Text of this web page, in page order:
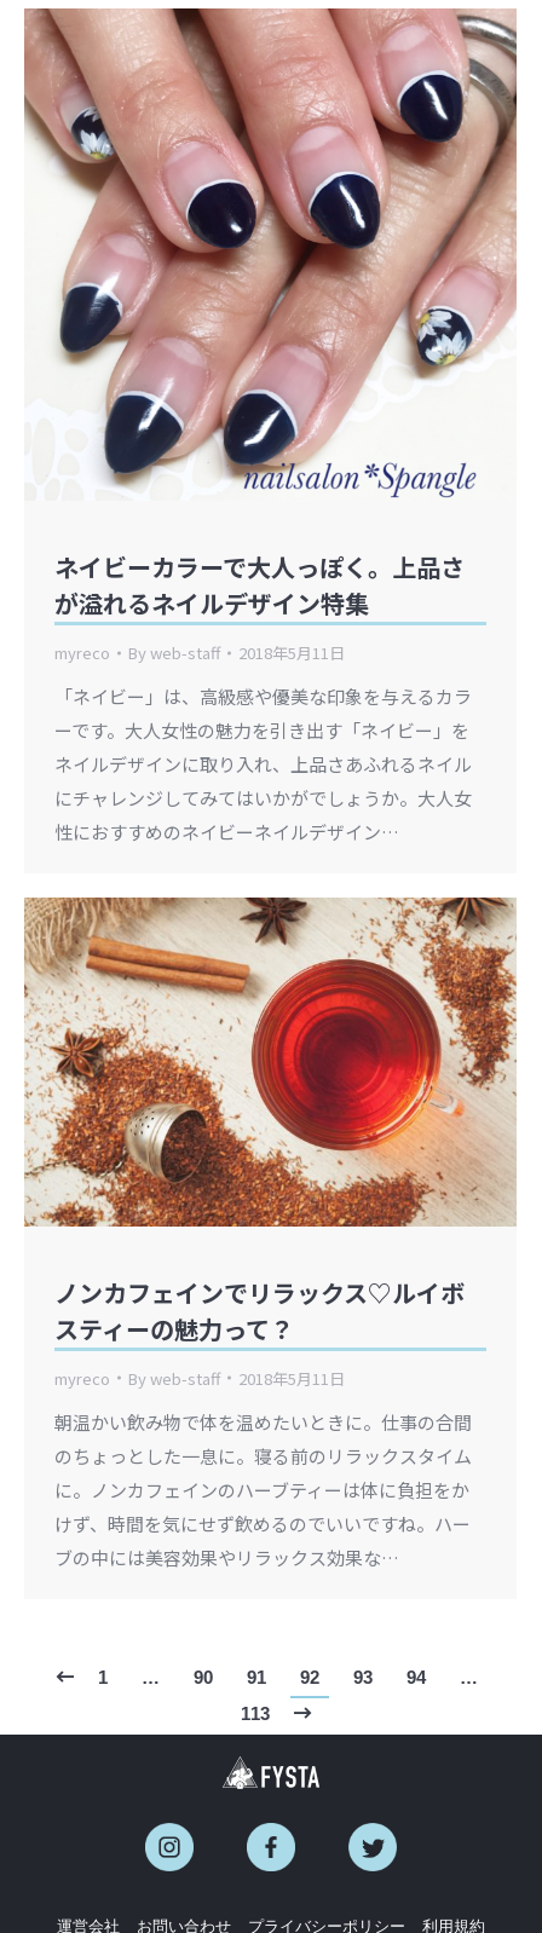
ネイビーカラーで大人っぽく。上品さ
が溢れるネイルデザイン特集
myreco Byweb-staff 2018年5月11日
「ネイビー」は、高級感や優美な印象を与えるカラ
ーです。大人女性の魅力を引き出す「ネイビー」を
ネイルデザインに取り入れ、上品さあふれるネイル
にチャレンジしてみてはいかがでしょうか。大人女
性におすすめのネイビーネイルデザイン…
ノンカフェインでリラックス♡ルイボ
スティーの魅力って？
myreco Byweb-staff 2018年5月11日
朝温かい飲み物で体を温めたいときに。仕事の合間
のちょっとした一息に。寝る前のリラックスタイム
に。ノンカフェインのハーブティーは体に負担をか
けず、時間を気にせず飲めるのでいいですね。ハー
ブの中には美容効果やリラックス効果な…
1 … 90 91 92 93 94
…
113
運営会社 お問い合わせ プライバシーポリシー 利用規約